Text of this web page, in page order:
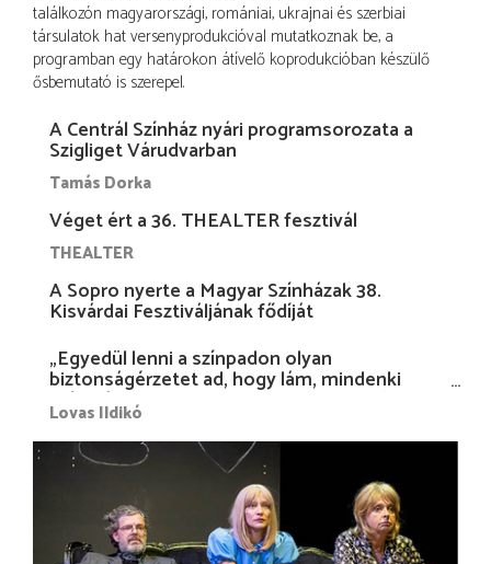
találkozón magyarországi, romániai, ukrajnai és szerbiai
társulatok hat versenyprodukcióval mutatkoznak be, a
programban egy határokon átívelő koprodukcióban készülő
ősbemutató is szerepel.
A Centrál Színház nyári programsorozata a
Szigliget Várudvarban
Tamás Dorka
Véget ért a 36. THEALTER fesztivál
THEALTER
A Sopro nyerte a Magyar Színházak 38.
Kisvárdai Fesztiváljának fődíját
„Egyedül lenni a színpadon olyan
biztonságérzetet ad, hogy lám, mindenki
más nélkül is megvagyok magammal…”
Lovas Ildikó